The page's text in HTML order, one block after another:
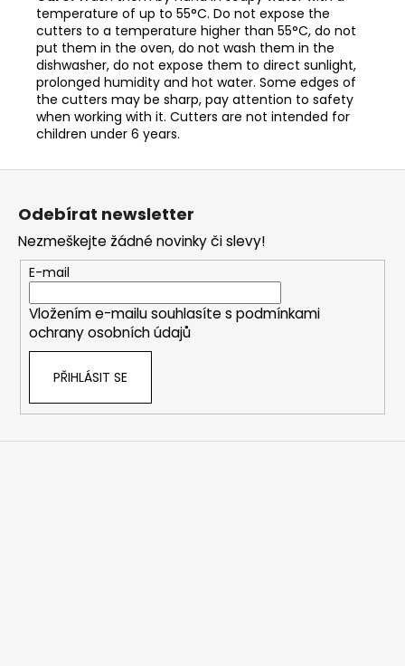
temperature of up to 55°C. Do not expose the
cutters to a temperature higher than 55°C, do not
put them in the oven, do not wash them in the
dishwasher, do not expose them to direct sunlight,
prolonged humidity and hot water. Some edges of
the cutters may be sharp, pay attention to safety
when working with it. Cutters are not intended for
children under 6 years.
Z
Odebírat newsletter
Nezmeškejte žádné novinky či slevy!
E-mail
Vložením e-mailu souhlasíte s podmínkami
ochrany osobních údajů
PŘIHLÁSIT SE